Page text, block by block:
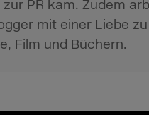
zur PR kam. Zudem
mit einer Liebe zu
Film und Büchern.